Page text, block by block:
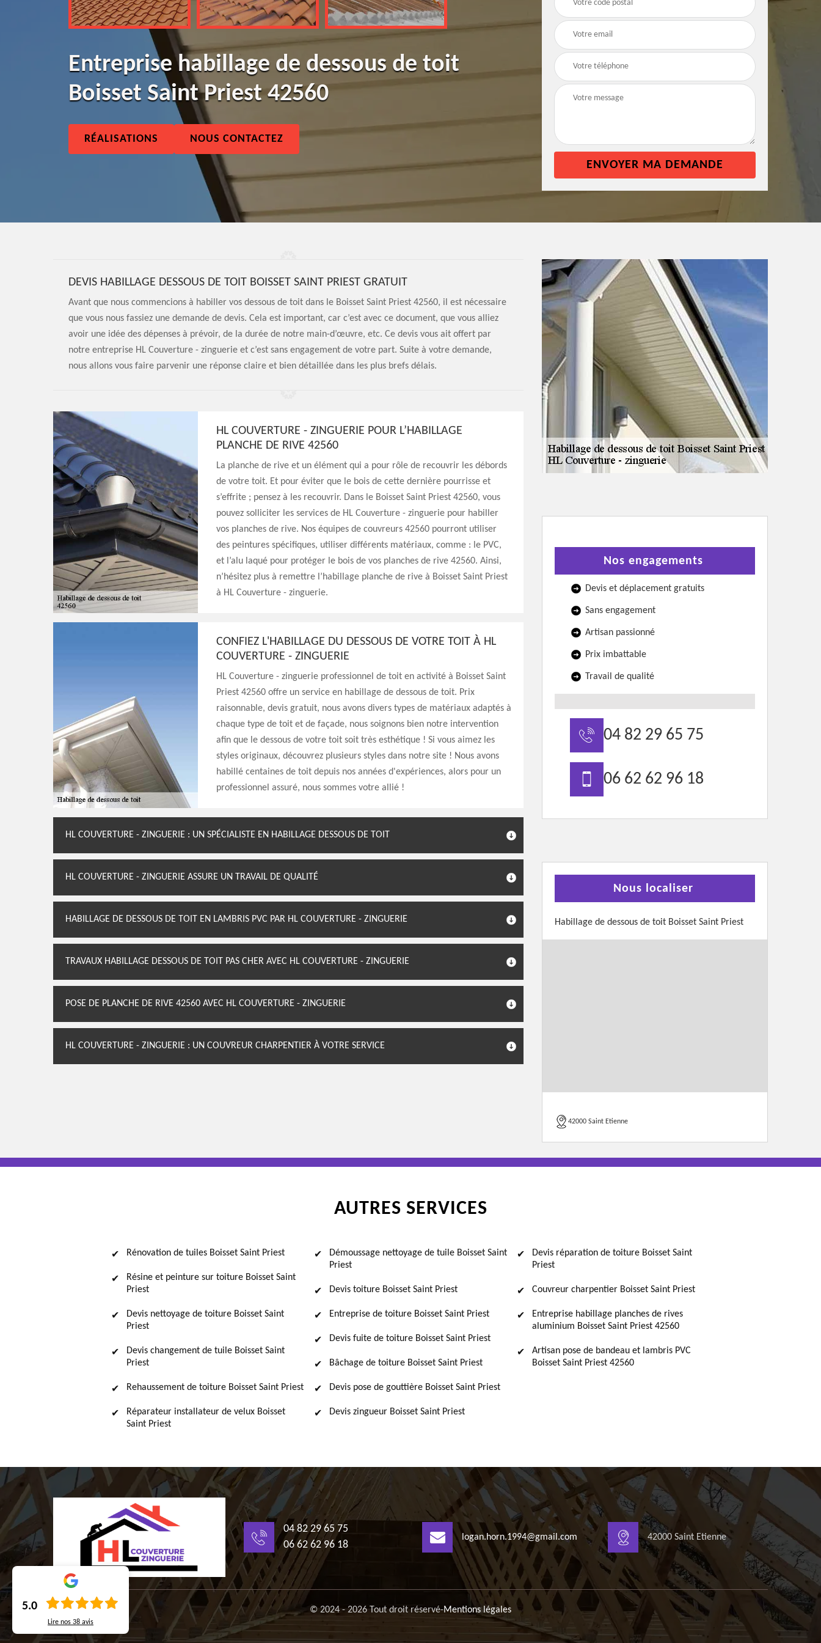
Entreprise habillage de dessous de toit
Boisset Saint Priest 42560
RÉALISATIONS NOUS CONTACTEZ
DEVIS HABILLAGE DESSOUS DE TOIT BOISSET SAINT PRIEST GRATUIT
Avant que nous commencions à habiller vos dessous de toit dans le Boisset Saint Priest 42560, il est nécessaire
que vous nous fassiez une demande de devis. Cela est important, car c’est avec ce document, que vous alliez
avoir une idée des dépenses à prévoir, de la durée de notre main-d’œuvre, etc. Ce devis vous ait offert par
notre entreprise HL Couverture - zinguerie et c’est sans engagement de votre part. Suite à votre demande,
nous allons vous faire parvenir une réponse claire et bien détaillée dans les plus brefs délais.
HL COUVERTURE - ZINGUERIE POUR L’HABILLAGE
PLANCHE DE RIVE 42560
La planche de rive et un élément qui a pour rôle de recouvrir les débords
de votre toit. Et pour éviter que le bois de cette dernière pourrisse et
s’effrite ; pensez à les recouvrir. Dans le Boisset Saint Priest 42560, vous
pouvez solliciter les services de HL Couverture - zinguerie pour habiller
vos planches de rive. Nos équipes de couvreurs 42560 pourront utiliser
des peintures spécifiques, utiliser différents matériaux, comme : le PVC,
et l’alu laqué pour protéger le bois de vos planches de rive 42560. Ainsi,
n’hésitez plus à remettre l’habillage planche de rive à Boisset Saint Priest
à HL Couverture - zinguerie.
CONFIEZ L'HABILLAGE DU DESSOUS DE VOTRE TOIT À HL
COUVERTURE - ZINGUERIE
HL Couverture - zinguerie professionnel de toit en activité à Boisset Saint
Priest 42560 offre un service en habillage de dessous de toit. Prix
raisonnable, devis gratuit, nous avons divers types de matériaux adaptés à
chaque type de toit et de façade, nous soignons bien notre intervention
afin que le dessous de votre toit soit très esthétique ! Si vous aimez les
styles originaux, découvrez plusieurs styles dans notre site ! Nous avons
habillé centaines de toit depuis nos années d'expériences, alors pour un
professionnel assuré, nous sommes votre allié !
HL COUVERTURE - ZINGUERIE : UN SPÉCIALISTE EN HABILLAGE DESSOUS DE TOIT
HL COUVERTURE - ZINGUERIE ASSURE UN TRAVAIL DE QUALITÉ
HABILLAGE DE DESSOUS DE TOIT EN LAMBRIS PVC PAR HL COUVERTURE - ZINGUERIE
TRAVAUX HABILLAGE DESSOUS DE TOIT PAS CHER AVEC HL COUVERTURE - ZINGUERIE
POSE DE PLANCHE DE RIVE 42560 AVEC HL COUVERTURE - ZINGUERIE
HL COUVERTURE - ZINGUERIE : UN COUVREUR CHARPENTIER À VOTRE SERVICE
Nos engagements
Devis et déplacement gratuits
Sans engagement
Artisan passionné
Prix imbattable
Travail de qualité
04 82 29 65 75
06 62 62 96 18
Nous localiser
Habillage de dessous de toit Boisset Saint Priest
42000 Saint Etienne
AUTRES SERVICES
Rénovation de tuiles Boisset Saint Priest
Résine et peinture sur toiture Boisset Saint
Priest
Devis nettoyage de toiture Boisset Saint
Priest
Devis changement de tuile Boisset Saint
Priest
Rehaussement de toiture Boisset Saint Priest
Réparateur installateur de velux Boisset
Saint Priest
Démoussage nettoyage de tuile Boisset Saint
Priest
Devis toiture Boisset Saint Priest
Entreprise de toiture Boisset Saint Priest
Devis fuite de toiture Boisset Saint Priest
Bâchage de toiture Boisset Saint Priest
Devis pose de gouttière Boisset Saint Priest
Devis zingueur Boisset Saint Priest
Devis réparation de toiture Boisset Saint
Priest
Couvreur charpentier Boisset Saint Priest
Entreprise habillage planches de rives
aluminium Boisset Saint Priest 42560
Artisan pose de bandeau et lambris PVC
Boisset Saint Priest 42560
04 82 29 65 75
06 62 62 96 18
logan.horn.1994@gmail.com 42000 Saint Etienne
© 2024 - 2026 Tout droit réservé-Mentions légales
5.0
Lire nos 38 avis